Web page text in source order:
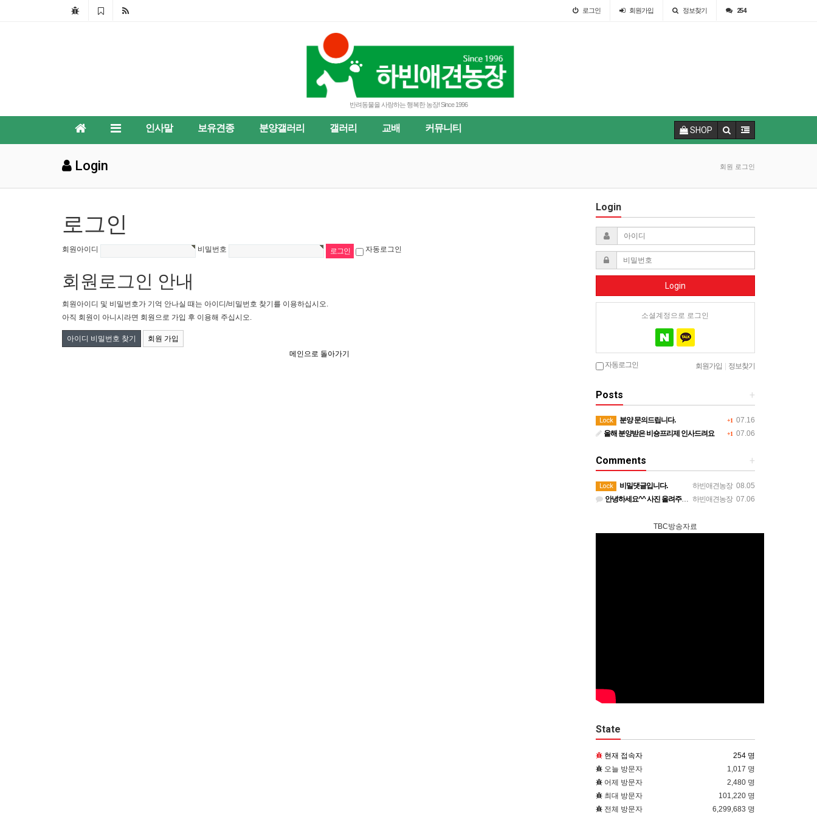
로그인 회원가입 정보찾기 254
반려동물을 사랑하는 행복한 농장! Since 1996
SHOP
인사말 보유견종 분양갤러리 갤러리 교배 커뮤니티
Login 회원 로그인
로그인
회원아이디 비밀번호 자동로그인
회원로그인 안내
회원아이디 및 비밀번호가 기억 안나실 때는 아이디/비밀번호 찾기를 이용하십시오.
아직 회원이 아니시라면 회원으로 가입 후 이용해 주십시오.
아이디 비밀번호 찾기
회원 가입
메인으로 돌아가기
Login
Login
소셜계정으로 로그인
자동로그인 회원가입 정보찾기
+
Posts
+1 07.16
Lock 분양 문의드립니다.
+1 07.06
올해 분양받은 비숑프리제 인사드려요
+
Comments
하빈애견농장 08.05
Lock
비밀댓글입니다.
하빈애견농장 07.06
안녕하세요^^ 사진 올려주셔서 너무 감사합니다. 강아지도 너무 행복해보이네요 늘 행복하시길 바랍니다! 감사합…
TBC방송자료
State
현재 접속자
254 명
오늘 방문자
1,017 명
어제 방문자
2,480 명
최대 방문자
101,220 명
전체 방문자
6,299,683 명